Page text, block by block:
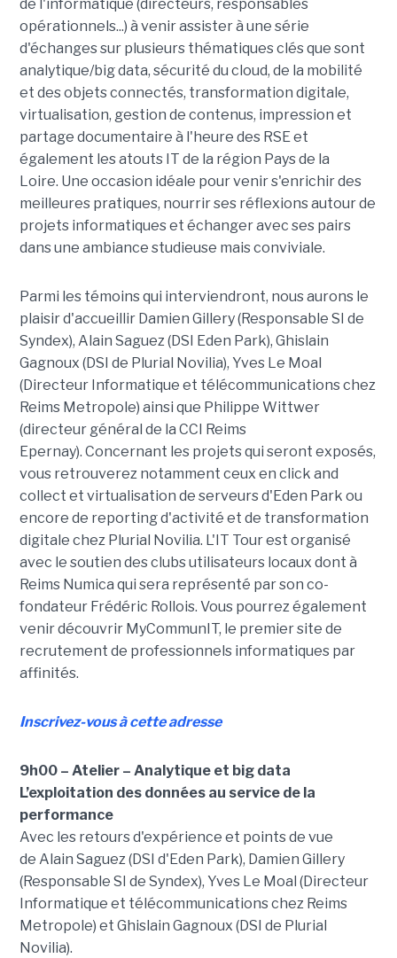
de l'informatique (directeurs, responsables
opérationnels...) à venir assister à une série
d'échanges sur plusieurs thématiques clés que sont
analytique/big data, sécurité du cloud, de la mobilité
et des objets connectés, transformation digitale,
virtualisation, gestion de contenus, impression et
partage documentaire à l'heure des RSE et
également les atouts IT de la région Pays de la
Loire. Une occasion idéale pour venir s'enrichir des
meilleures pratiques, nourrir ses réflexions autour de
projets informatiques et échanger avec ses pairs
dans une ambiance studieuse mais conviviale.
Parmi les témoins qui interviendront, nous aurons le
plaisir d'accueillir Damien Gillery (Responsable SI de
Syndex), Alain Saguez (DSI Eden Park), Ghislain
Gagnoux (DSI de Plurial Novilia), Yves Le Moal
(Directeur Informatique et télécommunications chez
Reims Metropole) ainsi que Philippe Wittwer
(directeur général de la CCI Reims
Epernay). Concernant les projets qui seront exposés,
vous retrouverez notamment ceux en click and
collect et virtualisation de serveurs d'Eden Park ou
encore de reporting d'activité et de transformation
digitale chez Plurial Novilia. L'IT Tour est organisé
avec le soutien des clubs utilisateurs locaux dont à
Reims Numica qui sera représenté par son co-
fondateur Frédéric Rollois. Vous pourrez également
venir découvrir MyCommunIT, le premier site de
recrutement de professionnels informatiques par
affinités.
Inscrivez-vous à cette adresse
9h00 – Atelier – Analytique et big data
L’exploitation des données au service de la
performance
Avec les retours d'expérience et points de vue
de Alain Saguez (DSI d'Eden Park), Damien Gillery
(Responsable SI de Syndex), Yves Le Moal (Directeur
Informatique et télécommunications chez Reims
Metropole) et Ghislain Gagnoux (DSI de Plurial
Novilia).